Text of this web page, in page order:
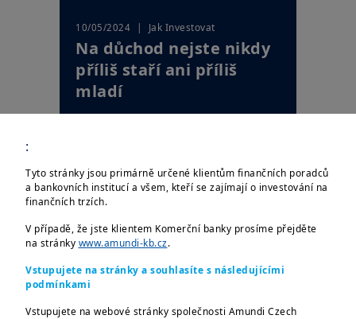
:
Tyto stránky jsou primárně určené klientům finančních poradců
a bankovních institucí a všem, kteří se zajímají o investování na
finančních trzích.
V případě, že jste klientem Komerční banky prosíme přejděte
na stránky www.amundi-kb.cz.
Vstupujete na stránky a souhlasíte s následujícími
podmínkami
Vstupujete na webové stránky společnosti Amundi Czech
10/05/2024 | Jak Investovat
Na důchod nejste nikdy
příliš staří ani příliš
mladí
10/05/2024 | Jak Investovat